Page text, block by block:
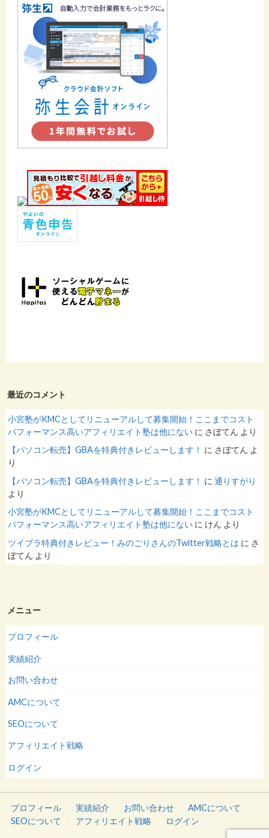
最近のコメント
小宮塾がKMCとしてリニューアルして募集開始！ここまでコスト
パフォーマンス高いアフィリエイト塾は他にない に さぼてん より
【パソコン転売】GBAを特典付きレビューします！ に さぼてん よ
り
【パソコン転売】GBAを特典付きレビューします！ に通りすがり
より
小宮塾がKMCとしてリニューアルして募集開始！ここまでコスト
パフォーマンス高いアフィリエイト塾は他にない に けん より
ツイブラ特典付きレビュー！みのごりさんのTwitter戦略とは に さ
ぼてん より
メニュー
プロフィール
実績紹介
お問い合わせ
AMCについて
SEOについて
アフィリエイト戦略
ログイン
プロフィール 実績紹介 お問い合わせ
AMCについて
SEOについて
アフィリエイト戦略 ログイン